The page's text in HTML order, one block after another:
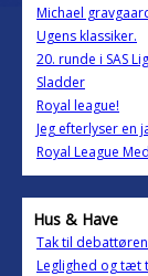
Michael
Ugens klassiker.
20. runde i SAS
Sladder
Royal league!
Jeg efterlyser en
Royal League
Hus & Have
Tak til
Leglighed og tæt